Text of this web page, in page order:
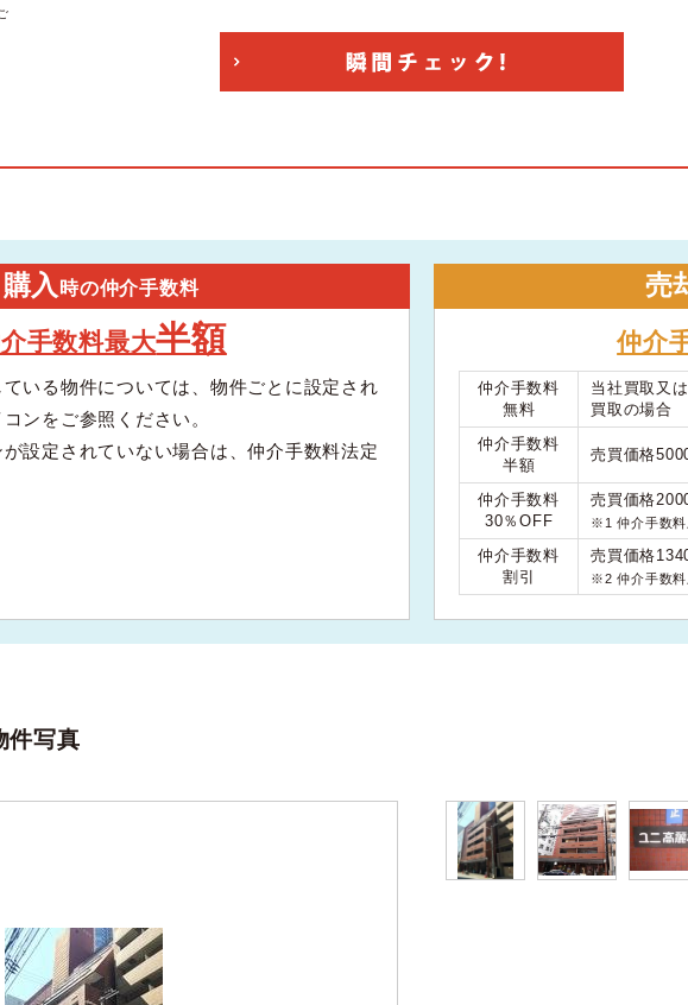
購入 時の仲介手数料
手数料最大半額
いる物件については、物件ごとに設定され
ンをご参照ください。
設定されていない場合は、仲介手数料法定
売
仲介
仲介手数料
無料
当社買取又
買取の場合
仲介手数料
半額
売買価格
仲介手数料
30％OFF
売買価格
※1 仲介手数料
仲介手数料
割引
売買価格
※2 仲介手数料
件写真